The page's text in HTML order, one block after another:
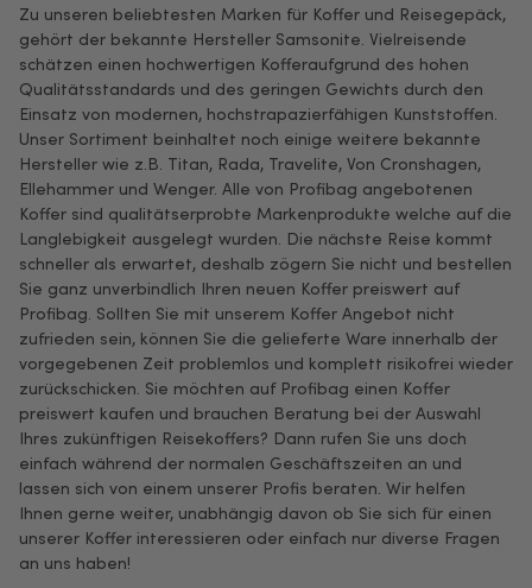
Zu unseren beliebtesten Marken für Koffer und Reisegepäck,
gehört der bekannte Hersteller Samsonite. Vielreisende
schätzen einen hochwertigen Kofferaufgrund des hohen
Qualitätsstandards und des geringen Gewichts durch den
Einsatz von modernen, hochstrapazierfähigen Kunststoffen.
Unser Sortiment beinhaltet noch einige weitere bekannte
Hersteller wie z.B. Titan, Rada, Travelite, Von Cronshagen,
Ellehammer und Wenger. Alle von Profibag angebotenen
Koffer sind qualitätserprobte Markenprodukte welche auf die
Langlebigkeit ausgelegt wurden. Die nächste Reise kommt
schneller als erwartet, deshalb zögern Sie nicht und bestellen
Sie ganz unverbindlich Ihren neuen Koffer preiswert auf
Profibag. Sollten Sie mit unserem Koffer Angebot nicht
zufrieden sein, können Sie die gelieferte Ware innerhalb der
vorgegebenen Zeit problemlos und komplett risikofrei wieder
zurückschicken. Sie möchten auf Profibag einen Koffer
preiswert kaufen und brauchen Beratung bei der Auswahl
Ihres zukünftigen Reisekoffers? Dann rufen Sie uns doch
einfach während der normalen Geschäftszeiten an und
lassen sich von einem unserer Profis beraten. Wir helfen
Ihnen gerne weiter, unabhängig davon ob Sie sich für einen
unserer Koffer interessieren oder einfach nur diverse Fragen
an uns haben!